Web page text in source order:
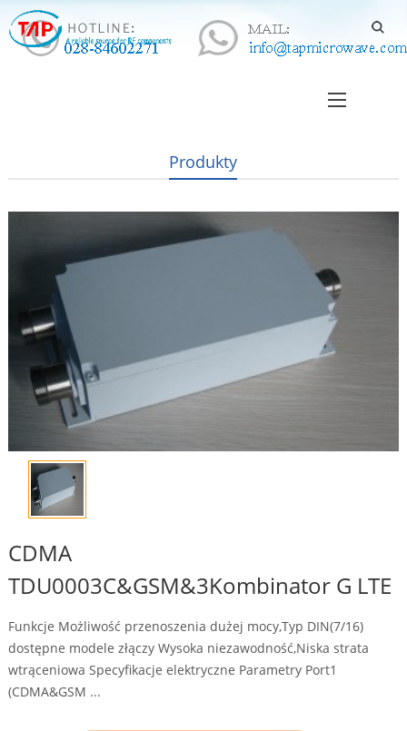
Produkty
CDMA
TDU0003C&GSM&3Kombinator G LTE
Funkcje Możliwość przenoszenia dużej mocy,Typ DIN(7/16)
dostępne modele złączy Wysoka niezawodność,Niska strata
wtrąceniowa Specyfikacje elektryczne Parametry Port1
(CDMA&GSM ...